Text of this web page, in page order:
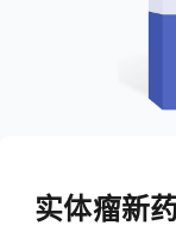
实体瘤新